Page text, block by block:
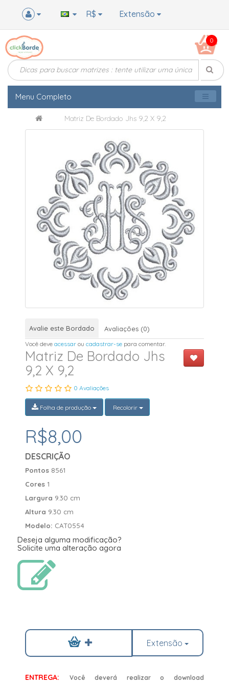
Extensão
R$
0
Menu Completo
Matriz De Bordado Jhs 9,2 X 9,2
Avalie este Bordado Avaliações (0)
Você deveacessar oucadastrar-se para comentar.
Matriz De Bordado Jhs
9,2 X 9,2
0 Avaliações
Folha de produção Recolorir
R$8,00
DESCRIÇÃO
Pontos 8561
Cores 1
Largura 9.30 cm
Altura 9.30 cm
Modelo: CAT0554
Deseja alguma modificação?
Solicite uma alteração agora
Extensão
ENTREGA:
Você deverá realizar o download